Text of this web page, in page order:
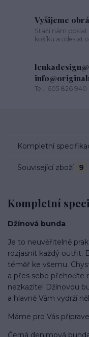
Vyšijeme
Stačí nám
košíku a odeslat
Tel.: 605 826 940
Kompletní
Související zboží 9
Kompletní
Džínová bunda
Je to neuvěřitelně
rozjasnit každý outfit.
téměř ke všemu.
a přes sebe přehoďte
nezkazíte! Džínovou
a hlavně Vám vydrží
Máme pro Vás